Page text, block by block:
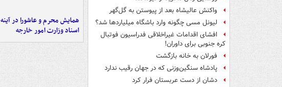
واکنش عالیشاه بعد از پیوستن به گل‌گهر
لیونل مسی چگونه وارد باشگاه میلیاردها شد؟
افشای اقدامات غیراخلاقی فدراسیون فوتبال
کره جنوبی برای داوران!
فورلان به خانه بازگشت
پادشاه سنگین‌وزنی که در جهان رقیب ندارد
دشان از دست عربستان فرار کرد
همایش محرم و عاشورا در آینه
اسناد وزارت امور خارجه